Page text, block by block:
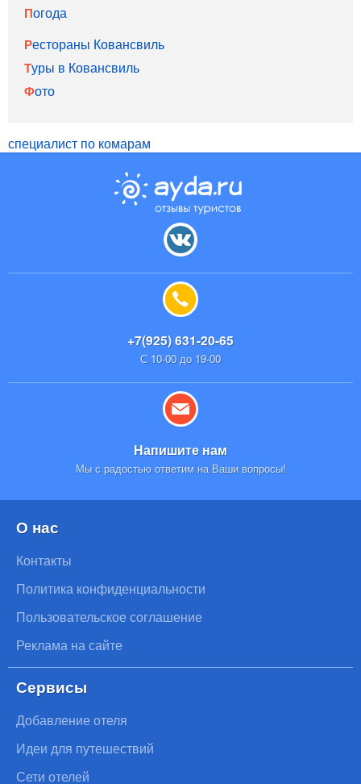
Погода
Рестораны Ковансвиль
Туры в Ковансвиль
Фото
специалист по комарам
+7(925) 631-20-65
С 10-00 до 19-00
Напишите нам
Мы с радостью ответим на Ваши вопросы!
О нас
Контакты
Политика конфиденциальности
Пользовательское соглашение
Реклама на сайте
Сервисы
Добавление отеля
Идеи для путешествий
Сети отелей